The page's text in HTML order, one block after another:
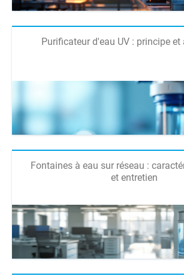
Purificateur d'eau UV : principe
Fontaines à eau sur réseau :
et entretien